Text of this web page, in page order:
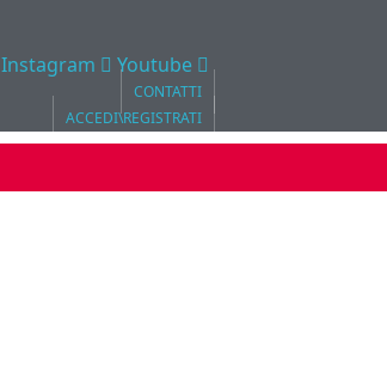
Instagram Youtube
CONTATTI
ACCEDI\REGISTRATI